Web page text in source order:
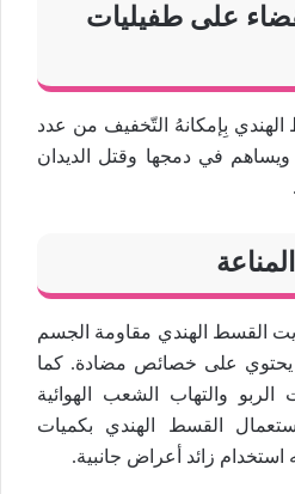
على طفيليات
بِإمكانهُ التّخفيف من عدد
ويساهم في دمجها وقتل الديدان
القسط الهندي مقاومة الجسم
يحتوي على خصائص مضادة. كما
الربو والتهاب الشعب الهوائية
القسط الهندي بكميات
زائد أعراض جانبية.